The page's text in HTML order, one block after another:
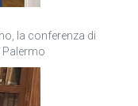
la conferenza di